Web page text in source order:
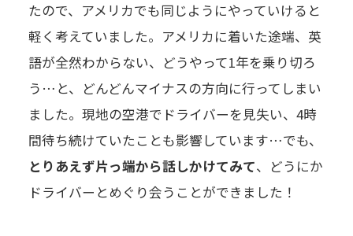
たので、アメリカでも同じようにやっていけると
軽く考えていました。アメリカに着いた途端、英
語が全然わからない、どうやって1年を乗り切ろ
う…と、どんどんマイナスの方向に行ってしまい
ました。現地の空港でドライバーを見失い、4時
間待ち続けていたことも影響しています…でも、
とりあえず片っ端から話しかけてみて、どうにか
ドライバーとめぐり会うことができました！